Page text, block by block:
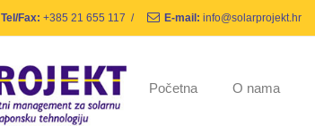
Tel/Fax: +385 21 655 117 / E-mail: info@solarprojekt.hr
Početna O nama